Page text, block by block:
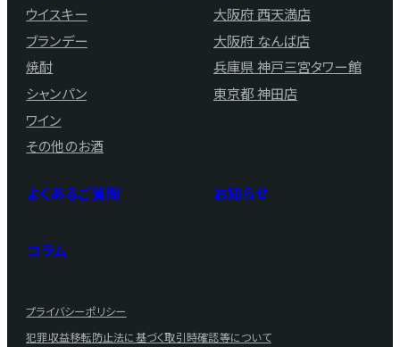
ウイスキー
ブランデー
焼酎
シャンパン
ワイン
その他のお酒
大阪府 西天満店
大阪府 なんば店
兵庫県 神戸三宮タワー館
東京都 神田店
よくあるご質問 お知らせ
コラム
プライバシーポリシー
犯罪収益移転防止法に基づく取引時確認等について